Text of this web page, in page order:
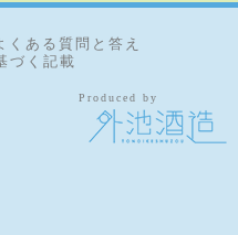
くある質問と答え
づく記載
Produced by